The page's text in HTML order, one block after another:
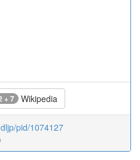
+ 7 Wikipedia
pid/1074127